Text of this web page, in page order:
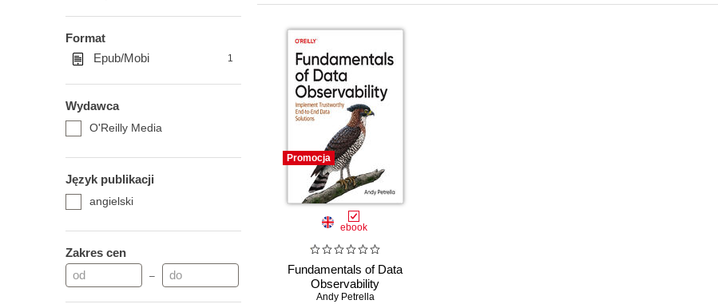
Format
Epub/Mobi
1
Wydawca
O'Reilly Media
Język publikacji
angielski
Zakres cen
–
Promocja
ebook
Fundamentals of Data
Observability
Andy Petrella